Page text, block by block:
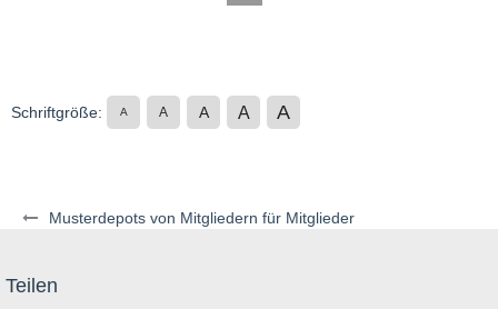
Musterdepots von Mitgliedern für Mitglieder
Schriftgröße: A A A A A
Teilen